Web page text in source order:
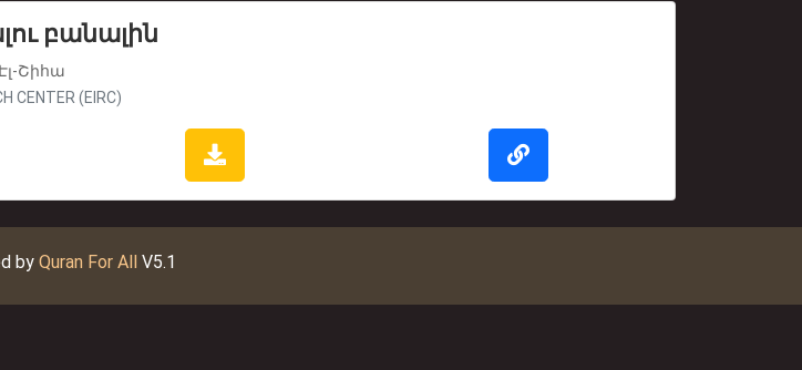
բանալին
Շիհա
CENTER (EIRC)
by Quran For AllV5.1